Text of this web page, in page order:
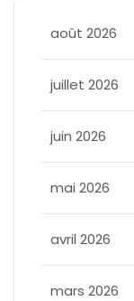
août 2026
juillet 2026
juin 2026
mai 2026
avril 2026
mars 2026